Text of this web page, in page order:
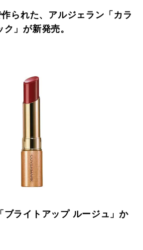
られた、アルジェラン「カラ
」が新発売。
ブライトアップ ルージュ」か